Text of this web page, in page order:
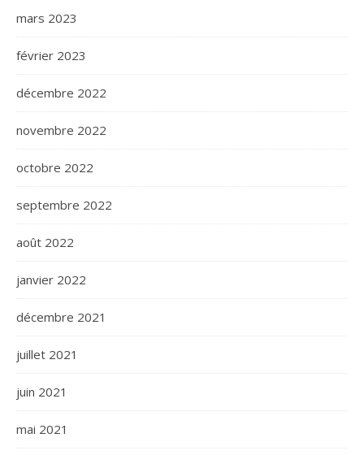
mars 2023
février 2023
décembre 2022
novembre 2022
octobre 2022
septembre 2022
août 2022
janvier 2022
décembre 2021
juillet 2021
juin 2021
mai 2021